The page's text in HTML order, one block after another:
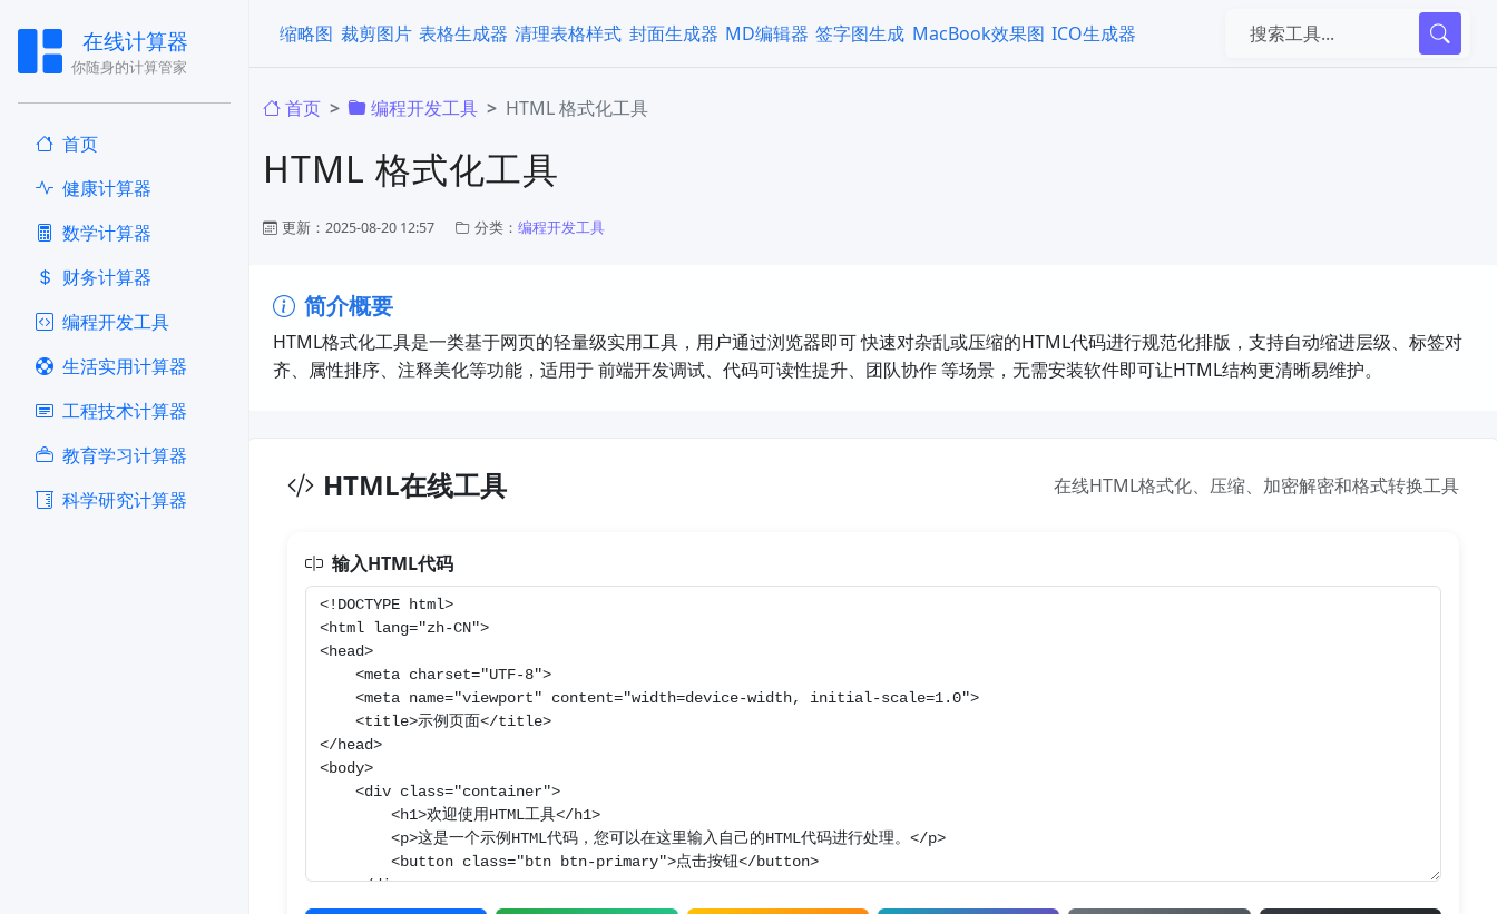
在线计算器
你随身的计算管家
首页
健康计算器
​数学计算器
财务计算器
编程开发工具
生活实用计算器
工程技术计算器
教育学习计算器
科学研究计算器
缩略图 裁剪图片 表格生成器 清理表格样式 封面生成器 MD编辑器 签字图生成 MacBook效果图 ICO生成器
首页 编程开发工具 HTML 格式化工具
HTML 格式化工具
更新：2025-08-20 12:57 分类： 编程开发工具
简介概要
HTML格式化工具​是一类基于网页的轻量级实用工具，用户通过浏览器即可 ​快速对杂乱或压缩的HTML代码进行规范化排版，支持自动缩进层级、标签对
齐、属性排序、注释美化等功能，适用于 ​前端开发调试、代码可读性提升、团队协作​ 等场景，无需安装软件即可让HTML结构更清晰易维护。
HTML在线工具 在线HTML格式化、压缩、加密解密和格式转换工具
输入HTML代码